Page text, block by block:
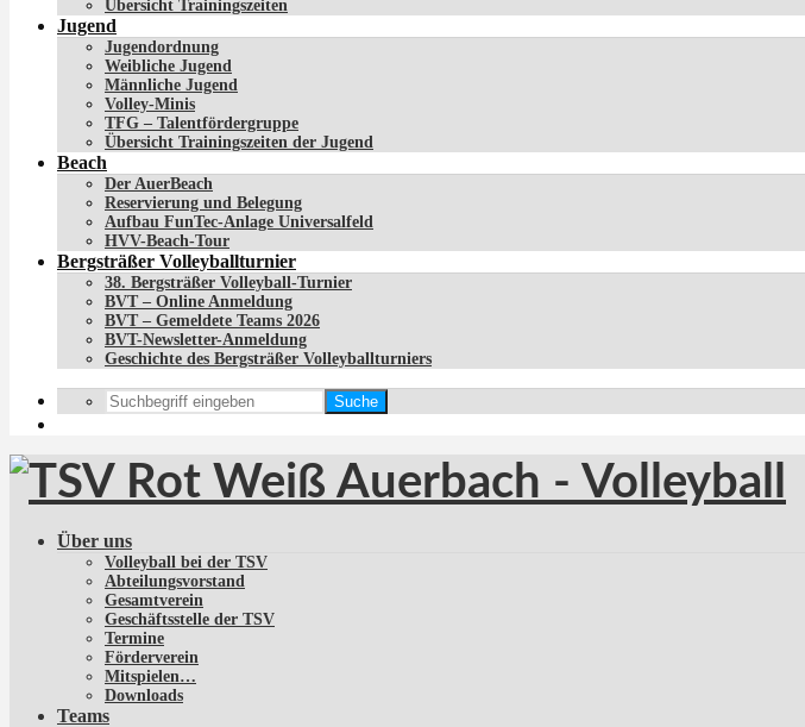
Übersicht Trainingszeiten
Jugend
Jugendordnung
Weibliche Jugend
Männliche Jugend
Volley-Minis
TFG – Talentfördergruppe
Übersicht Trainingszeiten der Jugend
Beach
Der AuerBeach
Reservierung und Belegung
Aufbau FunTec-Anlage Universalfeld
HVV-Beach-Tour
Bergsträßer Volleyballturnier
38. Bergsträßer Volleyball-Turnier
BVT – Online Anmeldung
BVT – Gemeldete Teams 2026
BVT-Newsletter-Anmeldung
Geschichte des Bergsträßer Volleyballturniers
Suche
Über uns
Volleyball bei der TSV
Abteilungsvorstand
Gesamtverein
Geschäftsstelle der TSV
Termine
Förderverein
Mitspielen…
Downloads
Teams